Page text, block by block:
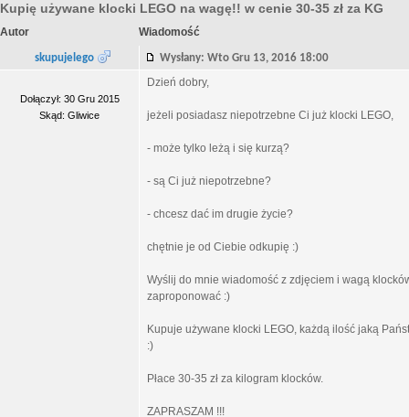
Kupię używane klocki LEGO na wagę!! w cenie 30-35 zł za KG
Autor Wiadomość
skupujelego Wysłany: Wto Gru 13, 2016 18:00
Dołączył: 30 Gru 2015
Skąd: Gliwice
Dzień dobry,
jeżeli posiadasz niepotrzebne Ci już klocki LEGO,
- może tylko leżą i się kurzą?
- są Ci już niepotrzebne?
- chcesz dać im drugie życie?
chętnie je od Ciebie odkupię :)
Wyślij do mnie wiadomość z zdjęciem i wagą
zaproponować :)
Kupuje używane klocki LEGO, każdą ilość jaką
:)
Płace 30-35 zł za kilogram klocków.
ZAPRASZAM !!!